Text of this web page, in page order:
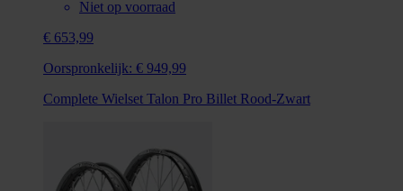
Niet op voorraad
€ 653,99
Oorspronkelijk: € 949,99
Complete Wielset Talon Pro Billet Rood-Zwart